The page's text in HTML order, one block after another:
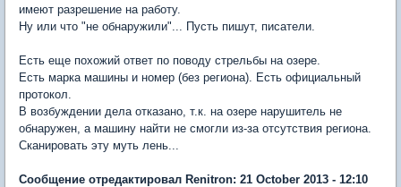
имеют разрешение на работу.
Ну или что "не обнаружили"... Пусть пишут, писатели.
Есть еще похожий ответ по поводу стрельбы на озере.
Есть марка машины и номер (без региона). Есть официальный
протокол.
В возбуждении дела отказано, т.к. на озере нарушитель не
обнаружен, а машину найти не смогли из-за отсутствия региона.
Сканировать эту муть лень...
Сообщение отредактировал Renitron: 21 October 2013 - 12:10